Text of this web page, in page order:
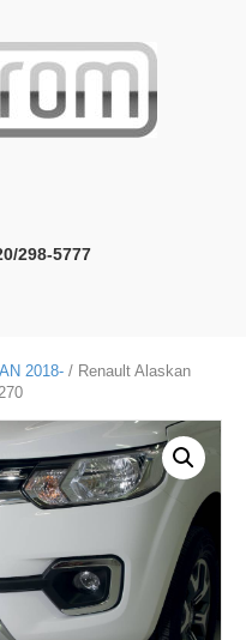
298-5777
2018- / Renault Alaskan